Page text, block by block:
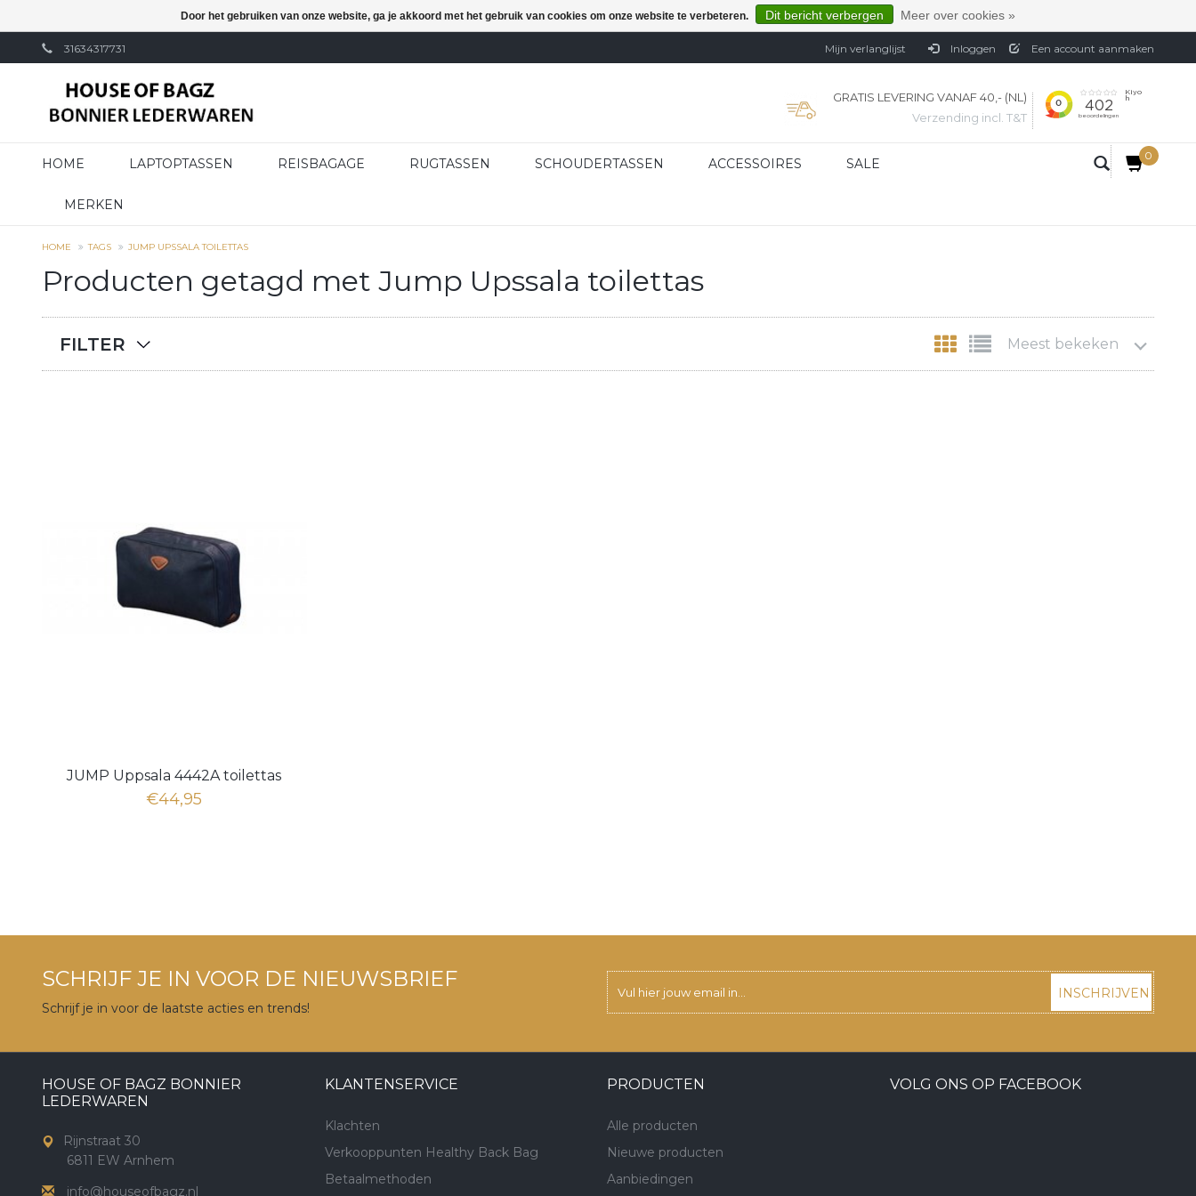
31634317731 Mijn verlanglijst Inloggen Een account aanmaken
GRATIS LEVERING VANAF 40,- (NL)
Verzending incl. T&T
HOME LAPTOPTASSEN REISBAGAGE RUGTASSEN SCHOUDERTASSEN ACCESSOIRES SALE
MERKEN
0
HOME TAGS JUMP UPSSALA TOILETTAS
Producten getagd met Jump Upssala toilettas
FILTER Meest bekeken
JUMP Uppsala 4442A toilettas
€44,95
SCHRIJF JE IN VOOR DE NIEUWSBRIEF
Schrijf je in voor de laatste acties en trends!
INSCHRIJVEN
HOUSE OF BAGZ BONNIER
LEDERWAREN
Rijnstraat 30
6811 EW Arnhem
info@houseofbagz.nl
KLANTENSERVICE
Klachten
Verkooppunten Healthy Back Bag
Betaalmethoden
PRODUCTEN
Alle producten
Nieuwe producten
Aanbiedingen
VOLG ONS OP FACEBOOK
Door het gebruiken van onze website, ga je akkoord met het gebruik van cookies om onze website te verbeteren. Dit bericht verbergen Meer over cookies »